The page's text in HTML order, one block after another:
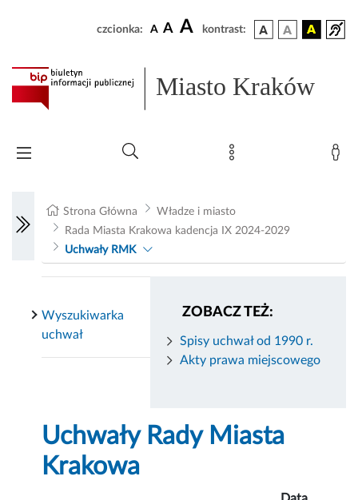
czcionka: A A A kontrast:
Miasto Kraków
Strona Główna
Władze i miasto
Rada Miasta Krakowa kadencja IX 2024-2029
Uchwały RMK
ZOBACZ TEŻ:
Spisy uchwał od 1990 r.
Akty prawa miejscowego
Wyszukiwarka
uchwał
Uchwały Rady Miasta
Krakowa